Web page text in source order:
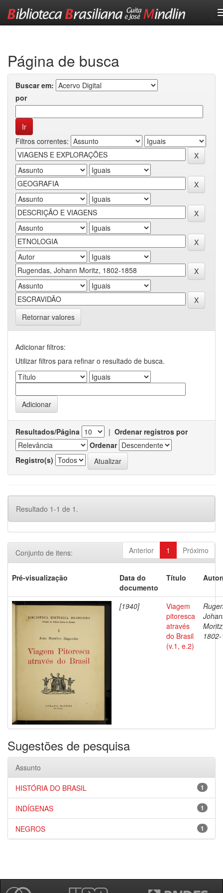
Página de busca
Buscar em:
por
Filtros correntes:
Retornar valores
Adicionar filtros:
Utilizar filtros para refinar o resultado de busca.
Resultados/Página | Ordenar registros por
Ordenar
Registro(s)
Resultado 1-1 de 1.
Anterior 1 Próximo
Conjunto de itens:
Pré-visualização
Data do
documento
Título
[1940]
Viagem
pitoresca
através
do Brasil
(v.1, e.2)
Sugestões de pesquisa
Assunto
1
HISTÓRIA DO BRASIL
1
INDÍGENAS
1
NEGROS